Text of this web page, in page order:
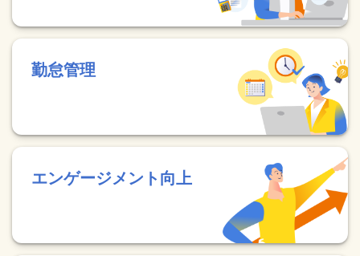
勤怠管理
エンゲージメント向上